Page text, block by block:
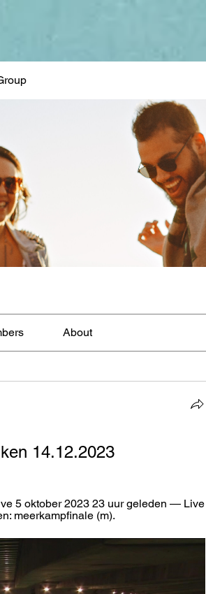
About
14.12.2023
5 oktober 2023 23 uur geleden — Live
meerkampfinale (m).